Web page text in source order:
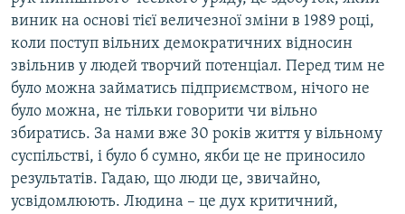
виник на основі тієї величезної зміни в 1989 році,
коли поступ вільних демократичних відносин
звільнив у людей творчий потенціал. Перед тим не
було можна займатись підприємством, нічого не
було можна, не тільки говорити чи вільно
збиратись. За нами вже 30 років життя у вільному
суспільстві, і було б сумно, якби це не приносило
результатів. Гадаю, що люди це, звичайно,
усвідомлюють. Людина – це дух критичний,